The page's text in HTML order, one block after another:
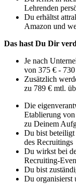
Lehrenden
Du erhältst
Amazon und
Das hast Du Dir
Je nach
von 375 € -
Zusätzlich
zu 789 € mtl.
Die
Etablierung
zu Deinem
Du bist
des Recruitings
Du wirkst bei
Recruiting-
Du bist
Du organisierst